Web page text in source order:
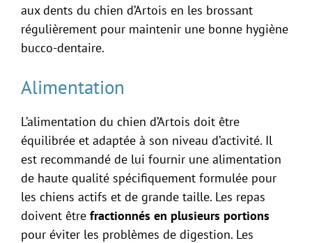
aux dents du chien d’Artois en les brossant
régulièrement pour maintenir une bonne hygiène
bucco-dentaire.
Alimentation
L’alimentation du chien d’Artois doit être
équilibrée et adaptée à son niveau d’activité. Il
est recommandé de lui fournir une alimentation
de haute qualité spécifiquement formulée pour
les chiens actifs et de grande taille. Les repas
doivent être fractionnés en plusieurs portions
pour éviter les problèmes de digestion. Les